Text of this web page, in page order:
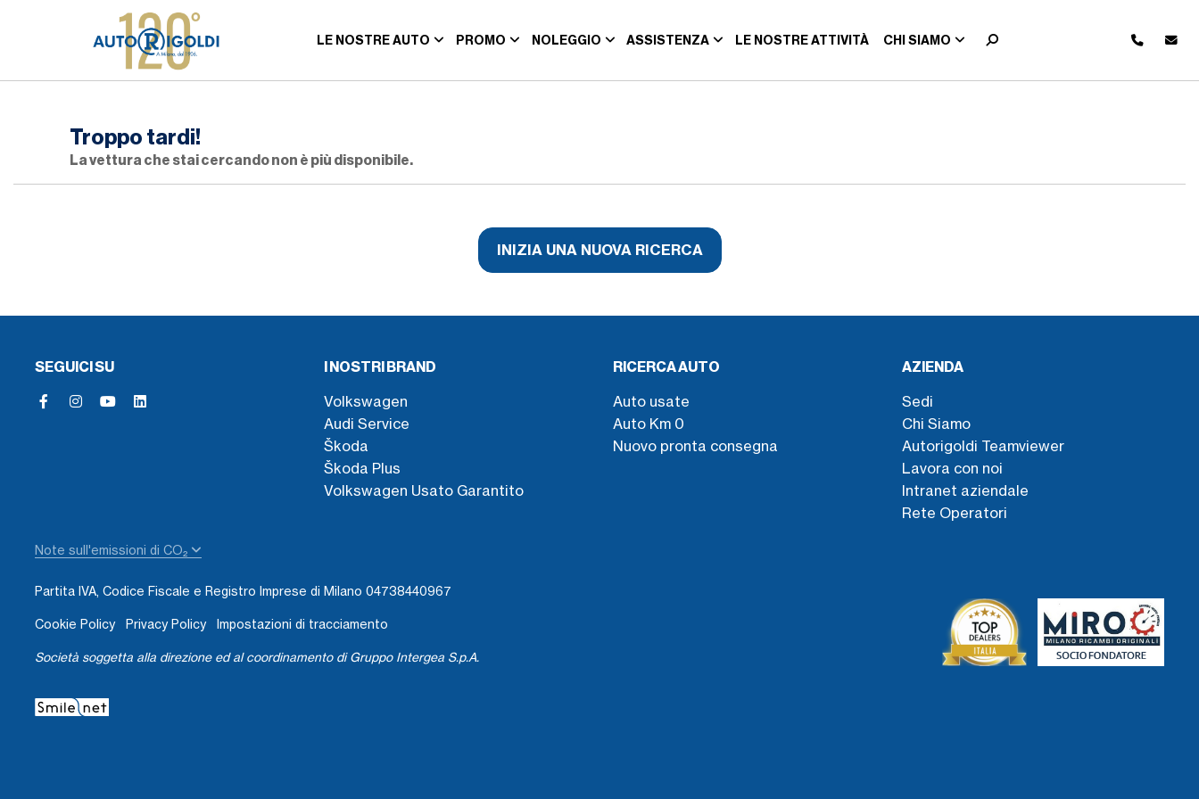
LE NOSTRE AUTO PROMO NOLEGGIO ASSISTENZA LE NOSTRE ATTIVITÀ CHI SIAMO
Troppo tardi!
La vettura che stai cercando non è più disponibile.
INIZIA UNA NUOVA RICERCA
SEGUICI SU I NOSTRI BRAND
Volkswagen
Audi Service
Škoda
Škoda Plus
Volkswagen Usato Garantito
RICERCA AUTO
Auto usate
Auto Km 0
Nuovo pronta consegna
AZIENDA
Sedi
Chi Siamo
Autorigoldi Teamviewer
Lavora con noi
Intranet aziendale
Rete Operatori
Note sull'emissioni di CO₂
Partita IVA, Codice Fiscale e Registro Imprese di Milano 04738440967
Cookie Policy Privacy Policy Impostazioni di tracciamento
Società soggetta alla direzione ed al coordinamento di Gruppo Intergea S.p.A.